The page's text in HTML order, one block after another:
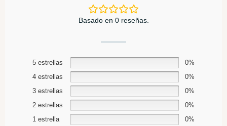
Basado en 0 reseñas.
5 estrellas
0%
4 estrellas
0%
3 estrellas
0%
2 estrellas
0%
1 estrella
0%